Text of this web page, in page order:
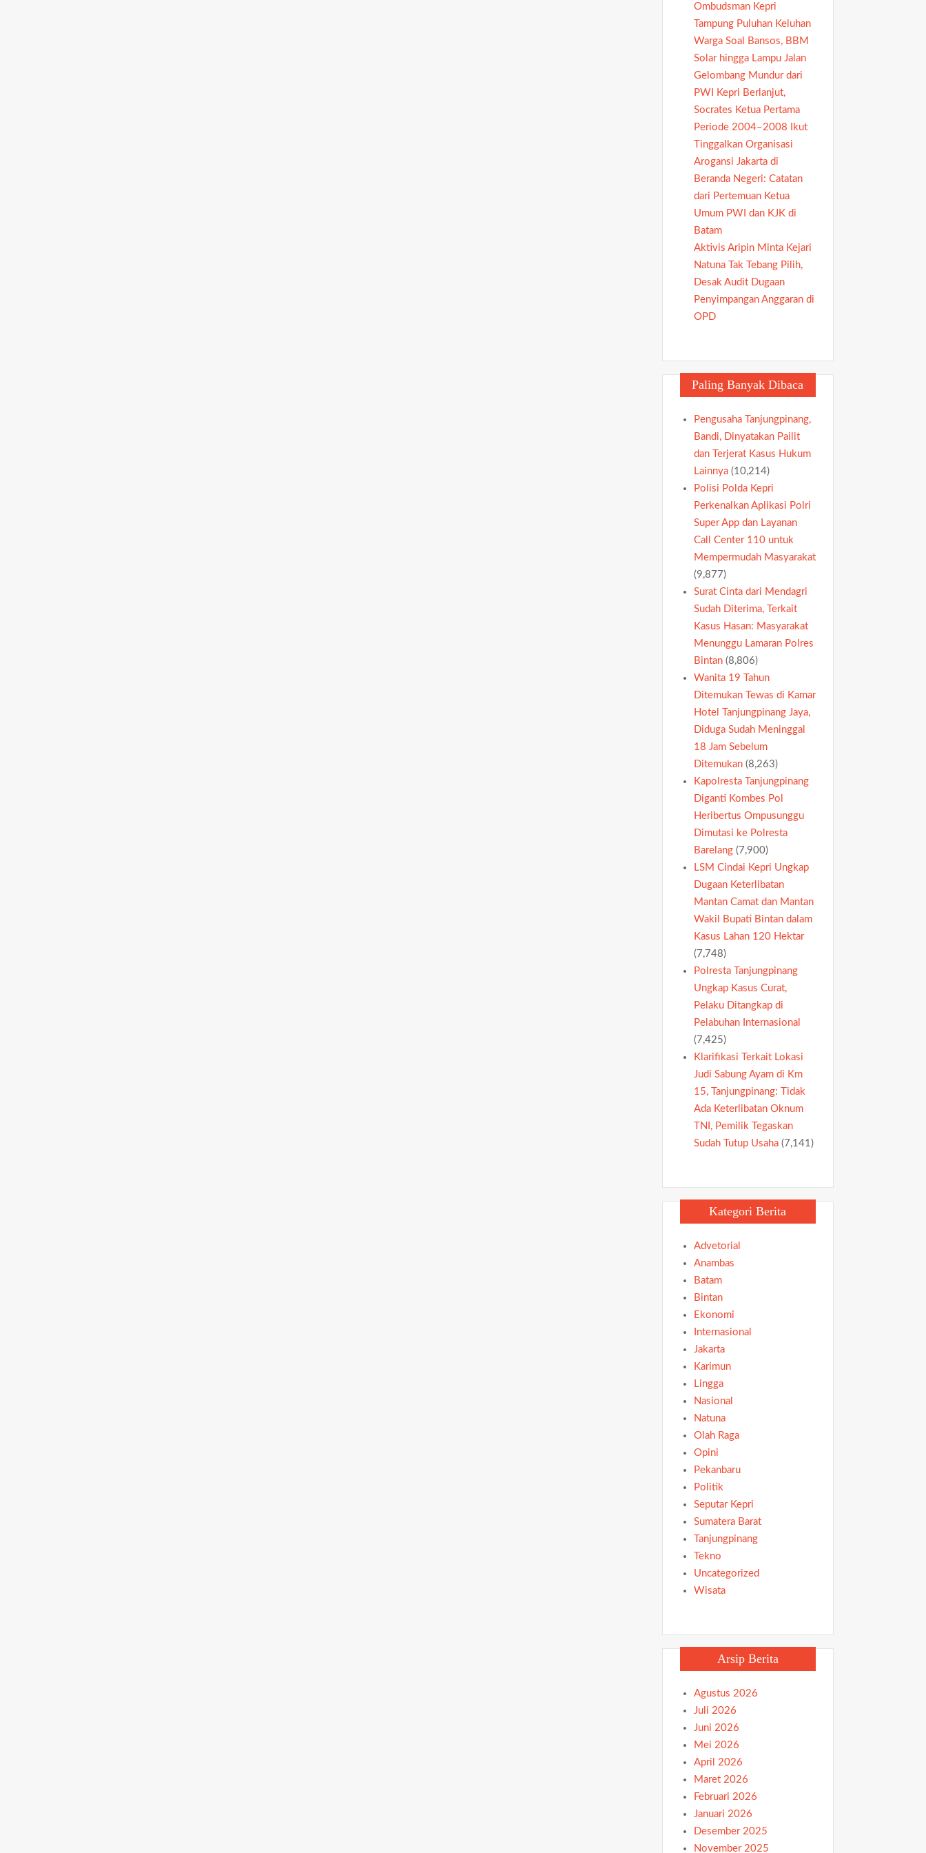
Ombudsman Kepri
Tampung Puluhan Keluhan
Warga Soal Bansos, BBM
Solar hingga Lampu Jalan
Gelombang Mundur dari
PWI Kepri Berlanjut,
Socrates Ketua Pertama
Periode 2004–2008 Ikut
Tinggalkan Organisasi
Arogansi Jakarta di
Beranda Negeri: Catatan
dari Pertemuan Ketua
Umum PWI dan KJK di
Batam
Aktivis Aripin Minta Kejari
Natuna Tak Tebang Pilih,
Desak Audit Dugaan
Penyimpangan Anggaran di
OPD
Paling Banyak Dibaca
Pengusaha Tanjungpinang,
Bandi, Dinyatakan Pailit
dan Terjerat Kasus Hukum
Lainnya (10,214)
Polisi Polda Kepri
Perkenalkan Aplikasi Polri
Super App dan Layanan
Call Center 110 untuk
Mempermudah Masyarakat
(9,877)
Surat Cinta dari Mendagri
Sudah Diterima, Terkait
Kasus Hasan: Masyarakat
Menunggu Lamaran Polres
Bintan (8,806)
Wanita 19 Tahun
Ditemukan Tewas di Kamar
Hotel Tanjungpinang Jaya,
Diduga Sudah Meninggal
18 Jam Sebelum
Ditemukan (8,263)
Kapolresta Tanjungpinang
Diganti Kombes Pol
Heribertus Ompusunggu
Dimutasi ke Polresta
Barelang (7,900)
LSM Cindai Kepri Ungkap
Dugaan Keterlibatan
Mantan Camat dan Mantan
Wakil Bupati Bintan dalam
Kasus Lahan 120 Hektar
(7,748)
Polresta Tanjungpinang
Ungkap Kasus Curat,
Pelaku Ditangkap di
Pelabuhan Internasional
(7,425)
Klarifikasi Terkait Lokasi
Judi Sabung Ayam di Km
15, Tanjungpinang: Tidak
Ada Keterlibatan Oknum
TNI, Pemilik Tegaskan
Sudah Tutup Usaha (7,141)
Kategori Berita
Advetorial
Anambas
Batam
Bintan
Ekonomi
Internasional
Jakarta
Karimun
Lingga
Nasional
Natuna
Olah Raga
Opini
Pekanbaru
Politik
Seputar Kepri
Sumatera Barat
Tanjungpinang
Tekno
Uncategorized
Wisata
Arsip Berita
Agustus 2026
Juli 2026
Juni 2026
Mei 2026
April 2026
Maret 2026
Februari 2026
Januari 2026
Desember 2025
November 2025